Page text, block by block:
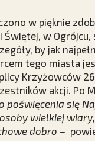
w pięknie
Świętej, w
by jak
tego miasta
Krzyżowców
akcji. Po
poświęcenia się
wielkiej
dobro –